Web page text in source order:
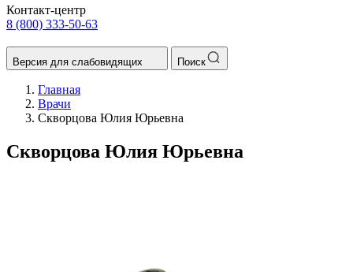
Контакт-центр
8 (800) 333-50-63
Версия для слабовидящих Поиск
Главная
Врачи
Скворцова Юлия Юрьевна
Скворцова Юлия Юрьевна